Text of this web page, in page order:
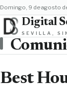
domingo, 9 de agosto
Digital
SEVILLA,
Best